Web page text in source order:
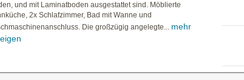
und mit Laminatboden ausgestattet sind. Möblierte
2x Schlafzimmer, Bad mit Wanne und
Die großzügig angelegte... mehr